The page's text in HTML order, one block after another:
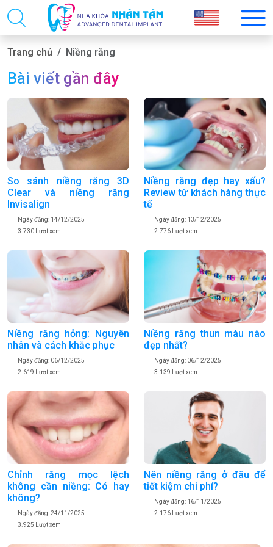
Trang chủ Niềng răng
Bài viết gần đây
So sánh niềng răng 3D
Clear và niềng răng
Invisalign
Ngày đăng: 14/12/2025
3.730 Lượt xem
Niềng răng đẹp hay xấu?
Review từ khách hàng thực
tế
Ngày đăng: 13/12/2025
2.776 Lượt xem
Niềng răng hỏng: Nguyên
nhân và cách khắc phục
Ngày đăng: 06/12/2025
2.619 Lượt xem
Niềng răng thun màu nào
đẹp nhất?
Ngày đăng: 06/12/2025
3.139 Lượt xem
Chỉnh răng mọc lệch
không cần niềng: Có hay
không?
Ngày đăng: 24/11/2025
3.925 Lượt xem
Nên niềng răng ở đâu để
tiết kiệm chi phí?
Ngày đăng: 16/11/2025
2.176 Lượt xem